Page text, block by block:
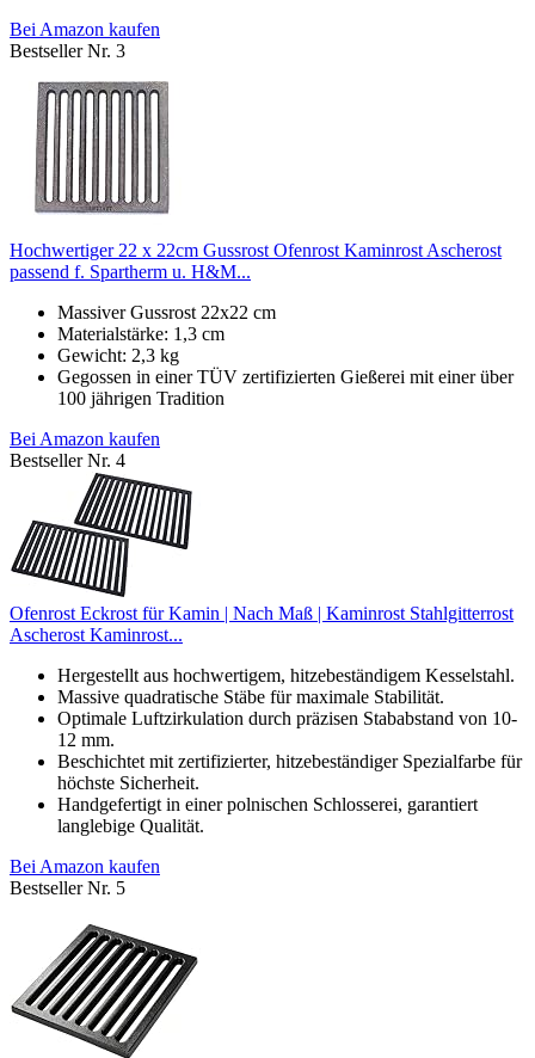
Bei Amazon kaufen
Bestseller Nr. 3
Hochwertiger 22 x 22cm Gussrost Ofenrost Kaminrost Ascherost
passend f. Spartherm u. H&M...
Massiver Gussrost 22x22 cm
Materialstärke: 1,3 cm
Gewicht: 2,3 kg
Gegossen in einer TÜV zertifizierten Gießerei mit einer über
100 jährigen Tradition
Bei Amazon kaufen
Bestseller Nr. 4
Ofenrost Eckrost für Kamin | Nach Maß | Kaminrost Stahlgitterrost
Ascherost Kaminrost...
Hergestellt aus hochwertigem, hitzebeständigem Kesselstahl.
Massive quadratische Stäbe für maximale Stabilität.
Optimale Luftzirkulation durch präzisen Stababstand von 10-
12 mm.
Beschichtet mit zertifizierter, hitzebeständiger Spezialfarbe für
höchste Sicherheit.
Handgefertigt in einer polnischen Schlosserei, garantiert
langlebige Qualität.
Bei Amazon kaufen
Bestseller Nr. 5